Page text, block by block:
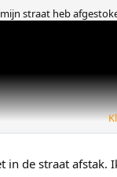
straat heb
in de straat